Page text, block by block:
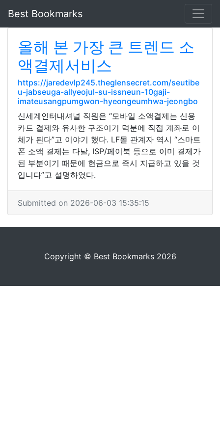
Best Bookmarks
올해 본 가장 큰 트렌드 소
액결제서비스
https://jaredevlp245.theglensecret.com/seutibe
u-jabseuga-allyeojul-su-issneun-10gaji-
imateusangpumgwon-hyeongeumhwa-jeongbo
신세계인터내셔널 직원은 “모바일 소액결제는 신용
카드 결제와 유사한 구조이기 덕분에 직접 계좌로 이
체가 된다”고 이야기 했다. LF몰 관계자 역시 “스마트
폰 소액 결제는 다날, ISP/페이북 등으로 이미 결제가
된 부분이기 때문에 현금으로 즉시 지급하고 있을 것
입니다”고 설명하였다.
Submitted on 2026-06-03 15:35:15
Copyright © Best Bookmarks 2026